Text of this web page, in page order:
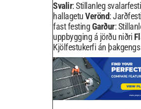
Svalir: Stillanleg
hallagetuVerönd:
fast festingGarður:
uppbygging á jörðu niðri
Kjölfestukerfi án þakgengs